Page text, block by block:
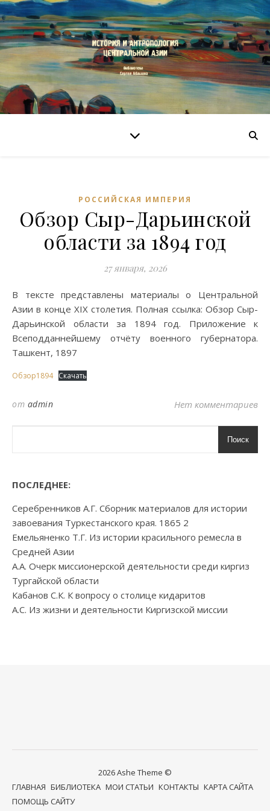
РОССИЙСКАЯ ИМПЕРИЯ
Обзор Сыр-Дарьинской
области за 1894 год
27 января, 2026
В тексте представлены материалы о Центральной
Азии в конце XIX столетия. Полная ссылка: Обзор Сыр-
Дарьинской области за 1894 год. Приложение к
Всеподданнейшему отчёту военного губернатора.
Ташкент, 1897
Обзор1894 Скачать
от admin Нет комментариев
Поиск
ПОСЛЕДНЕЕ:
Серебренников А.Г. Сборник материалов для истории
завоевания Туркестанского края. 1865 2
Емельяненко Т.Г. Из истории красильного ремесла в
Средней Азии
А.А. Очерк миссионерской деятельности среди киргиз
Тургайской области
Кабанов С.К. К вопросу о столице кидаритов
А.С. Из жизни и деятельности Киргизской миссии
2026 Ashe Theme ©
ГЛАВНАЯ БИБЛИОТЕКА МОИ СТАТЬИ КОНТАКТЫ КАРТА САЙТА
ПОМОЩЬ САЙТУ